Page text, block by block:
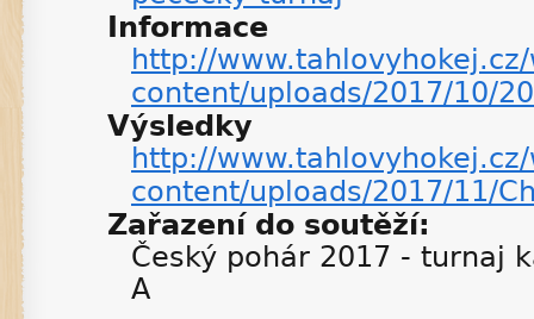
Informace
http://
content/uploads/2017/10/
Výsledky
http://
content/uploads/2017/11/
Zařazení do soutěží:
Český pohár 2017 - turnaj
A